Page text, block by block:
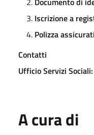
Iscrizione a
Polizza
Contatti
Ufficio Servizi Sociali:
A cura di